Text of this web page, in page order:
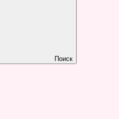
Поиск